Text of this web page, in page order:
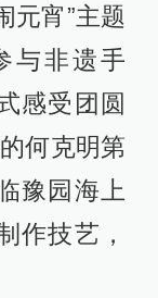
元宵”主题
与非遗手
感受团圆
何克明第
豫园海上
作技艺，